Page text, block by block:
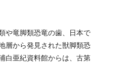
や竜脚類恐竜の歯、日本で
層から発見された獣脚類恐
白亜紀資料館からは、古第